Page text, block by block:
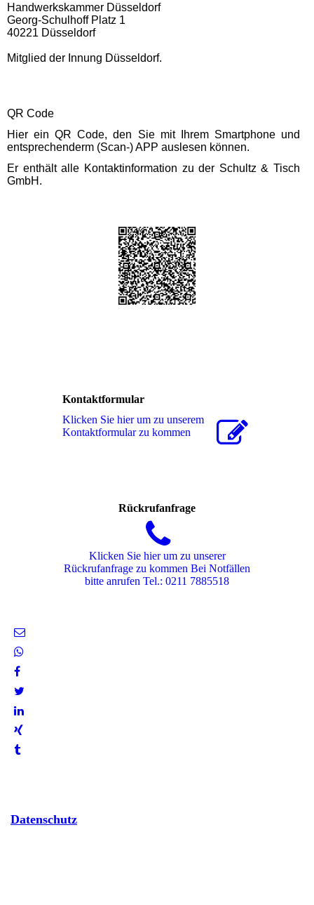
Handwerkskammer Düsseldorf
Georg-Schulhoff Platz 1
40221 Düsseldorf
Mitglied der Innung Düsseldorf.
QR Code
Hier ein QR Code,den Sie mit Ihrem Smartphone und
entsprechenderm (Scan-) APP auslesen können.
Er enthält alle Kontaktinformation zu der Schultz & Tisch
GmbH.
Kontaktformular
Klicken Sie hier um zu unserem
Kon­takt­for­mu­lar zu kommen
Rückrufanfrage
Klicken Sie hier um zu unserer
Rückrufanfrage zu kommen Bei Notfällen
bitte anrufen Tel.: 0211 7885518
Datenschutz